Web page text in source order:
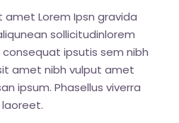
amet Lorem Ipsn gravida
sollicitudinlorem
ipsutis sem nibh
amet nibh vulput amet
ipsum. Phasellus viverra